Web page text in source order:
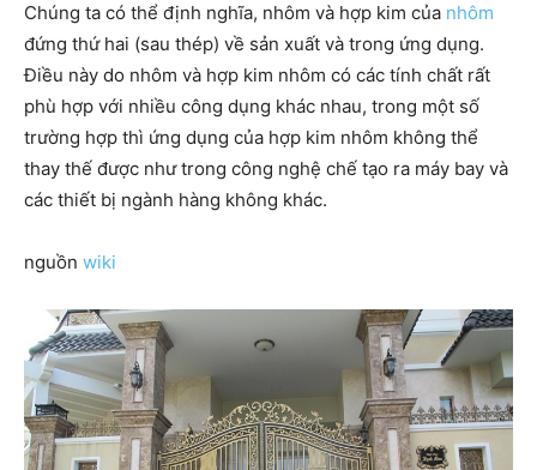
Chúng ta có thể định nghĩa, nhôm và hợp kim của nhôm
đứng thứ hai (sau thép) về sản xuất và trong ứng dụng.
Điều này do nhôm và hợp kim nhôm có các tính chất rất
phù hợp với nhiều công dụng khác nhau, trong một số
trường hợp thì ứng dụng của hợp kim nhôm không thể
thay thế được như trong công nghệ chế tạo ra máy bay và
các thiết bị ngành hàng không khác.
nguồn wiki